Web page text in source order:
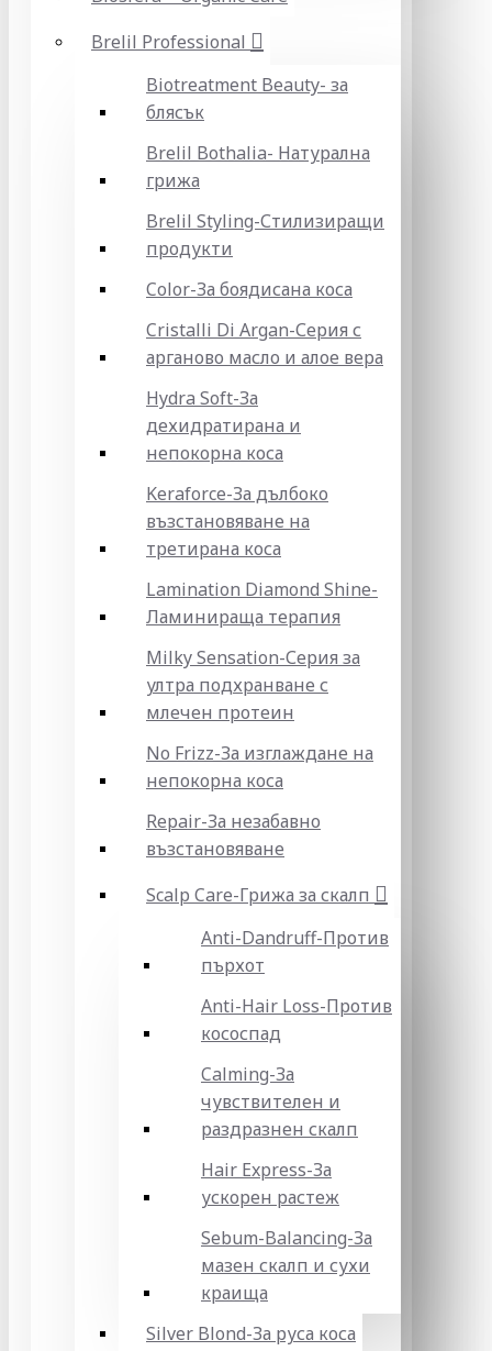
Brelil Professional
Biotreatment Beauty- за
блясък
Brelil Bothalia- Натурална
грижа
Brelil Styling-Стилизиращи
продукти
Color-За боядисана коса
Cristalli Di Argan-Серия с
арганово масло и алое вера
Hydra Soft-За
дехидратирана и
непокорна коса
Keraforce-За дълбоко
възстановяване на
третирана коса
Lamination Diamond Shine-
Ламинираща терапия
Milky Sensation-Серия за
ултра подхранване с
млечен протеин
No Frizz-За изглаждане на
непокорна коса
Repair-За незабавно
възстановяване
Scalp Care-Грижа за скалп
Anti-Dandruff-Против
пърхот
Anti-Hair Loss-Против
кососпад
Calming-За
чувствителен и
раздразнен скалп
Hair Express-За
ускорен растеж
Sebum-Balancing-За
мазен скалп и сухи
краища
Silver Blond-За руса коса